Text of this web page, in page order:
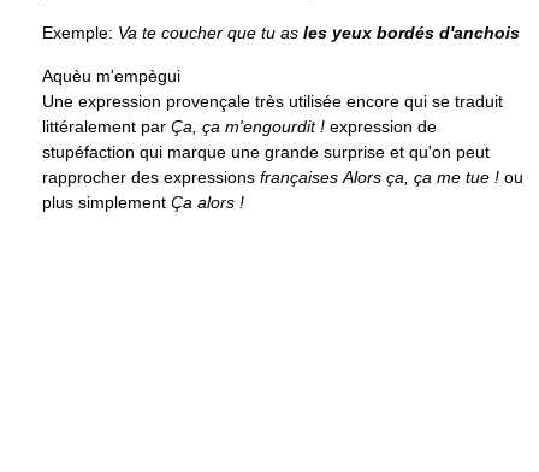
Exemple: Va te coucher que tu as les yeux bordés d'anchois
Aquèu m'empègui
Une expression provençale très utilisée encore qui se traduit
littéralement par Ça, ça m'engourdit ! expression de
stupéfaction qui marque une grande surprise et qu'on peut
rapprocher des expressions françaises Alors ça, ça me tue ! ou
plus simplement Ça alors !